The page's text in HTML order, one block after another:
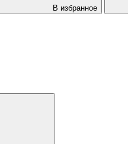
В избранное